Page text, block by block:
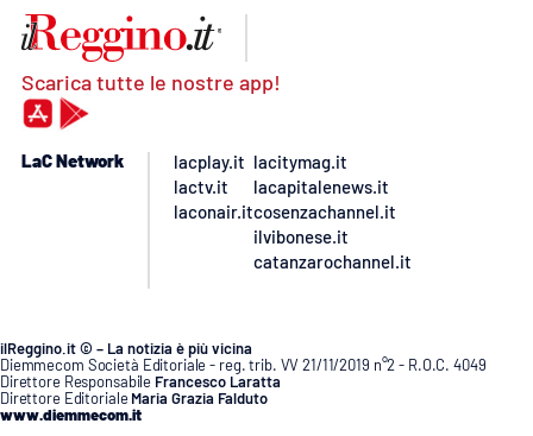
Scarica tutte le nostre app!
LaC Network
lacplay.it
lactv.it
laconair.it
lacitymag.it
lacapitalenews.it
cosenzachannel.it
ilvibonese.it
catanzarochannel.it
ilReggino.it © – La notizia è più vicina
Diemmecom Società Editoriale - reg. trib. VV 21/11/2019 n°2 - R.O.C. 4049
Direttore Responsabile Francesco Laratta
Direttore Editoriale Maria Grazia Falduto
www.diemmecom.it